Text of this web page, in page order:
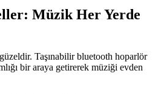
Müzik Her Yerde
Taşınabilir bluetooth hoparlör
bir araya getirerek müziği evden